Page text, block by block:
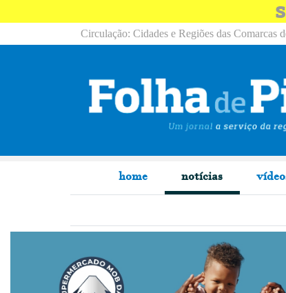
Circulação: Cidades e Regiões das Comarcas
home notícias